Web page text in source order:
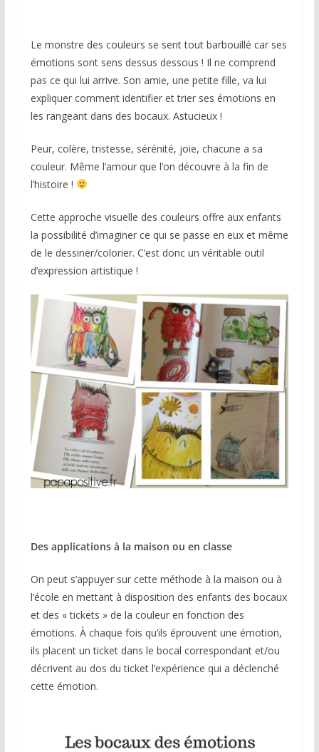
Le monstre des couleurs se sent tout barbouillé car ses
émotions sont sens dessus dessous ! Il ne comprend
pas ce qui lui arrive. Son amie, une petite fille, va lui
expliquer comment identifier et trier ses émotions en
les rangeant dans des bocaux. Astucieux !
Peur, colère, tristesse, sérénité, joie, chacune a sa
couleur. Même l’amour que l’on découvre à la fin de
l’histoire !
Cette approche visuelle des couleurs offre aux enfants
la possibilité d’imaginer ce qui se passe en eux et même
de le dessiner/colorier. C’est donc un véritable outil
d’expression artistique !
Des applications à la maison ou en classe
On peut s’appuyer sur cette méthode à la maison ou à
l’école en mettant à disposition des enfants des bocaux
et des « tickets » de la couleur en fonction des
émotions. À chaque fois qu’ils éprouvent une émotion,
ils placent un ticket dans le bocal correspondant et/ou
décrivent au dos du ticket l’expérience qui a déclenché
cette émotion.